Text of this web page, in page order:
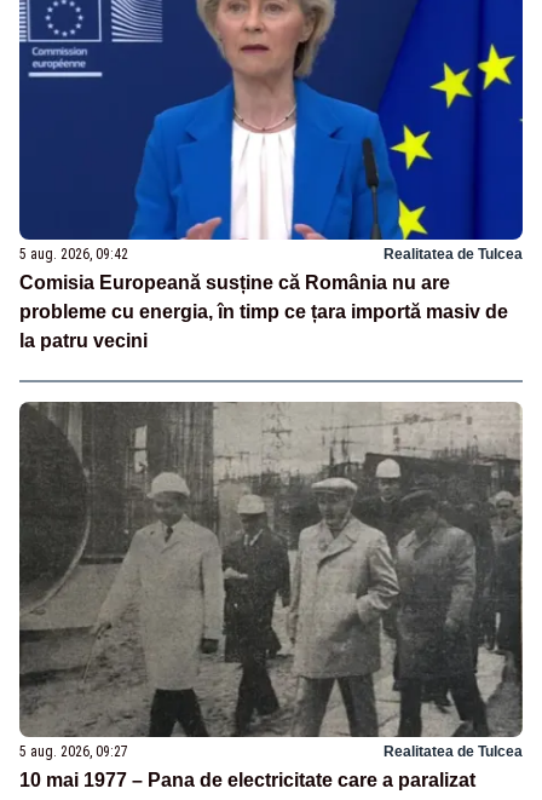
5 aug. 2026, 09:42 Realitatea de Tulcea
Comisia Europeană susține că România nu are
probleme cu energia, în timp ce țara importă masiv de
la patru vecini
5 aug. 2026, 09:27 Realitatea de Tulcea
10 mai 1977 – Pana de electricitate care a paralizat